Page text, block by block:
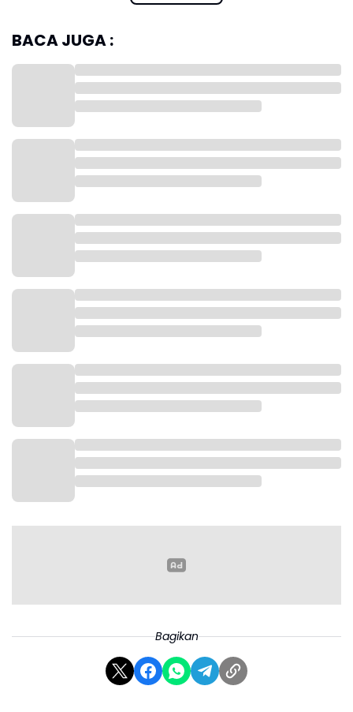
Dalam kunjungannya itu, Sigit mengapresiasi kelengkapan
57. Mulai dari tempat ibadah, ruang laktasi, stasiun pengisian
mobil listrik hingga layanan bengkel.
“Ini tentunya perlu kita apresiasi karena lengkap. Mulai dari
juga ada berbagai macam fasilitas lain," kata Listyo Sigit Prabowo
kepada wartawan di Rest Area 57 KM, Rabu (26/3/2025).
BACA JUGA :
Bagikan